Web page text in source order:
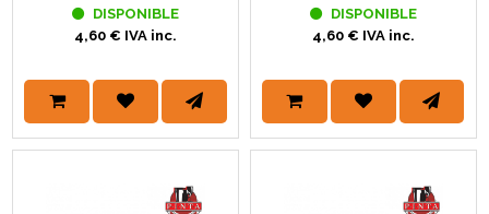
DISPONIBLE
4,60 € IVA inc.
DISPONIBLE
4,60 € IVA inc.